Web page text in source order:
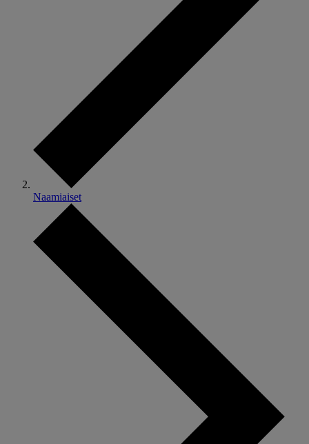
Naamiaiset